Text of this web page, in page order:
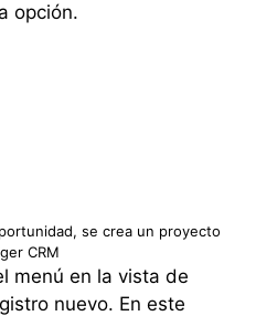
opción.
se crea un proyecto
CRM
menú en la vista de
nuevo. En este